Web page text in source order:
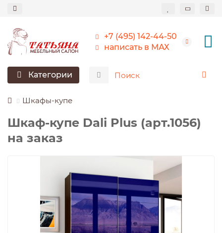
+7 (495) 142-44-50
написать в МАХ
Категории
Шкафы-купе
Шкаф-купе Dali Plus (арт.1056)
на заказ